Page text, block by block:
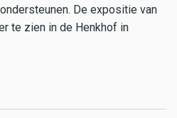
De expositie van
te zien in de Henkhof in